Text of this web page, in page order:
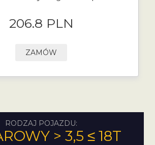
206.8 PLN
ZAMÓW
RODZAJ POJAZDU:
> 3,5 ≤ 18T